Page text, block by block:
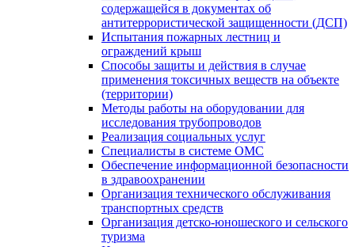
содержащейся в документах об
антитеррористической защищенности (ДСП)
Испытания пожарных лестниц и
ограждений крыш
Способы защиты и действия в случае
применения токсичных веществ на объекте
(территории)
Методы работы на оборудовании для
исследования трубопроводов
Реализация социальных услуг
Специалисты в системе ОМС
Обеспечение информационной безопасности
в здравоохранении
Организация технического обслуживания
транспортных средств
Организация детско-юношеского и сельского
туризма